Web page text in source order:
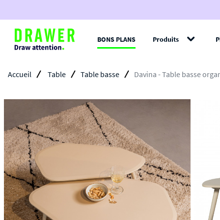
BONS PLANS Produits
Accueil Table Table basse Davina - Table basse